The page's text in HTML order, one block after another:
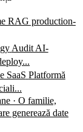
RAG production-
Audit AI-
SaaS Platformă
· O familie,
generează date